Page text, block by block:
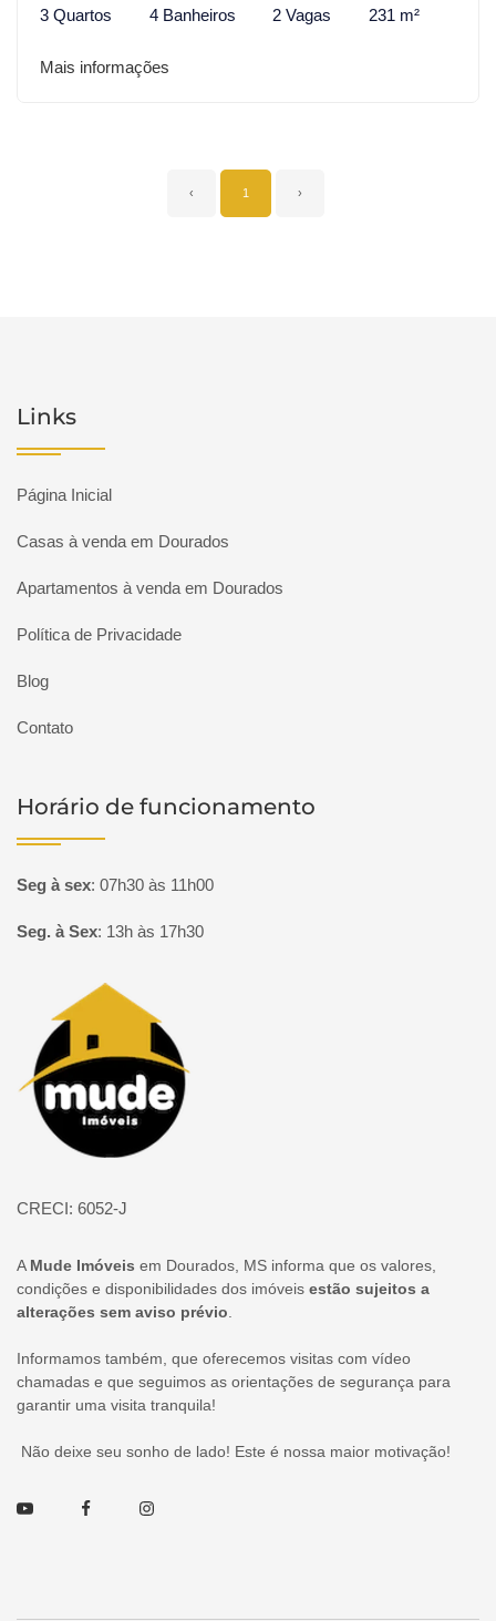
3 Quartos 4 Banheiros 2 Vagas 231 m²
Mais informações
‹ 1 ›
Links
Página Inicial
Casas à venda em Dourados
Apartamentos à venda em Dourados
Política de Privacidade
Blog
Contato
Horário de funcionamento
Seg à sex: 07h30 às 11h00
Seg. à Sex: 13h às 17h30
Página inicial
CRECI: 6052-J
A Mude Imóveis em Dourados, MS informa que os valores,
condições e disponibilidades dos imóveis estão sujeitos a
alterações sem aviso prévio
Informamos também, que oferecemos visitas com vídeo
chamadas e que seguimos as orientações de segurança para
garantir uma visita tranquila!
Não deixe seu sonho de lado! Este é nossa maior motivação!
Youtube FacebookInstagram